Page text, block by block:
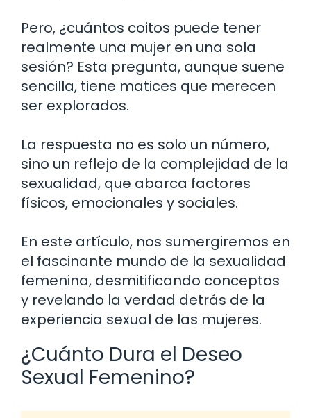
Pero, ¿cuántos coitos puede tener
realmente una mujer en una sola
sesión? Esta pregunta, aunque suene
sencilla, tiene matices que merecen
ser explorados.
La respuesta no es solo un número,
sino un reflejo de la complejidad de la
sexualidad, que abarca factores
físicos, emocionales y sociales.
En este artículo, nos sumergiremos en
el fascinante mundo de la sexualidad
femenina, desmitificando conceptos
y revelando la verdad detrás de la
experiencia sexual de las mujeres.
¿Cuánto Dura el Deseo
Sexual Femenino?